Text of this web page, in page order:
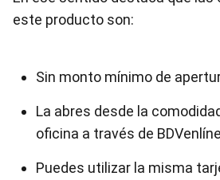
este producto son:
Sin monto mínimo de
La abres desde la
oficina a través de
Puedes utilizar la misma